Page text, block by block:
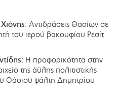
Αντιδράσεις Θασίων σε
του ιερού βακουφίου Ρεσίτ
Η προφορικότητα στην
της άϋλης πολιτιστικής
Θάσιου ψάλτη Δημητρίου